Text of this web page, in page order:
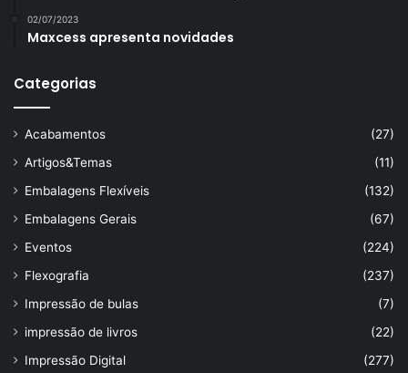
02/07/2023
Maxcess apresenta novidades
Categorias
Acabamentos
(27)
Artigos&Temas
(11)
Embalagens Flexíveis
(132)
Embalagens Gerais
(67)
Eventos
(224)
Flexografia
(237)
Impressão de bulas
(7)
impressão de livros
(22)
Impressão Digital
(277)